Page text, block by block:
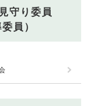
守り委員
員）